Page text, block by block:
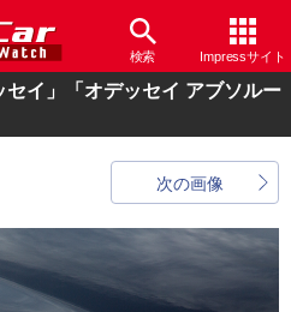
検索 Impressサイト
イ」「オデッセイ アブソルー
次の画像